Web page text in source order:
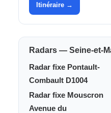
Itinéraire →
Radars — Seine-et-
Radar fixe Pontault-
Combault D1004
Radar fixe Mouscron
Avenue du